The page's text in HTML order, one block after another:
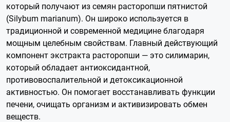
который получают из семян расторопши пятнистой
(Silybum marianum). Он широко используется в
традиционной и современной медицине благодаря
мощным целебным свойствам. Главный действующий
компонент экстракта расторопши — это силимарин,
который обладает антиоксидантной,
противовоспалительной и детоксикационной
активностью. Он помогает восстанавливать функции
печени, очищать организм и активизировать обмен
веществ.